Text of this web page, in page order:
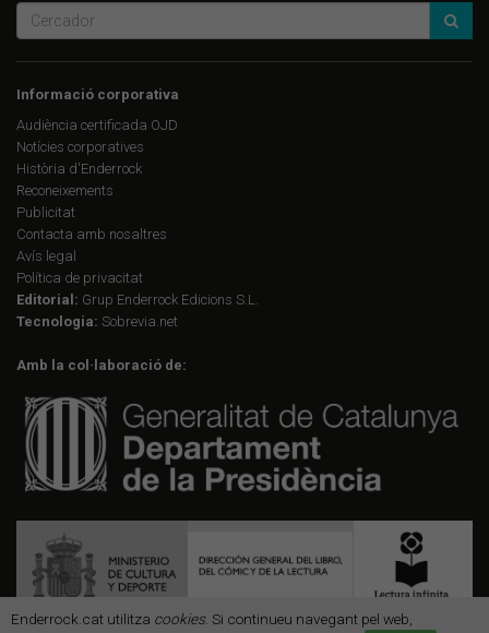
Enderrock.cat utilitza cookies. Si continueu navegant pel web,
Informació corporativa
Audiència certificada OJD
Notícies corporatives
Història d'Enderrock
Reconeixements
Publicitat
Contacta amb nosaltres
Avís legal
Política de privacitat
Editorial: Grup Enderrock Edicions S.L.
Tecnologia: Sobrevia.net
Amb la col·laboració de: